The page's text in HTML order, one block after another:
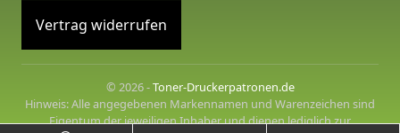
Vertrag widerrufen
© 2026 -Toner-Druckerpatronen.de
Hinweis: Alle angegebenen Markennamen und Warenzeichen sind
Eigentum der jeweiligen Inhaber und dienen lediglich zur